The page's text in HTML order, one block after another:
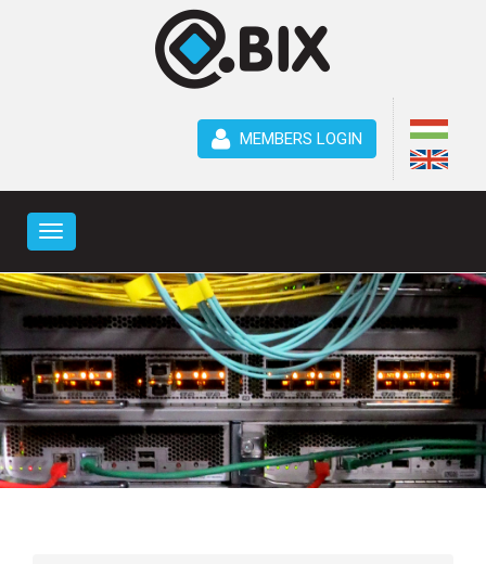
MEMBERS LOGIN